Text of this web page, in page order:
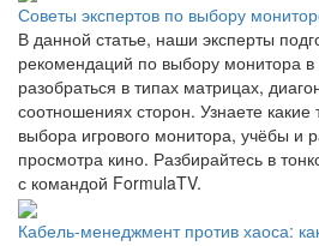
Советы экспертов по выбору
В данной статье, наши эксперты
рекомендаций по выбору монитора
разобраться в типах матрицах,
соотношениях сторон. Узнаете
выбора игрового монитора, учёбы и
просмотра кино. Разбирайтесь в
с командой FormulaTV.
Кабель-менеджмент против хаоса: